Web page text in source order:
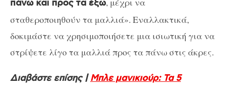
πάνω και προς τα έξω
σταθεροποιηθούν τα μαλλιά». Εναλλακτικά,
δοκιμάστε να χρησιμοποιήσετε μια ισιωτική για να
στρίψετε λίγο τα μαλλιά προς τα πάνω στις άκρες.
Διαβάστε επίσης |Μπλε μανικιούρ: Τα 5